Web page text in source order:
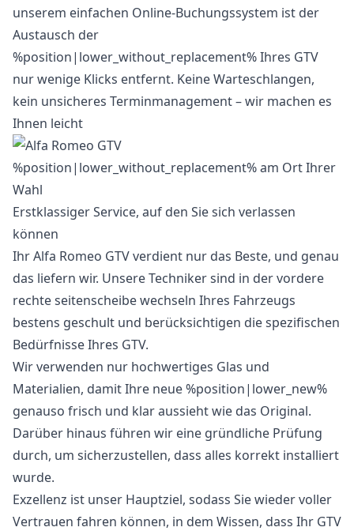
unserem einfachen Online-Buchungssystem ist der
Austausch der
%position|lower_without_replacement% Ihres GTV
nur wenige Klicks entfernt. Keine Warteschlangen,
kein unsicheres Terminmanagement – wir machen es
Ihnen leicht
Erstklassiger Service, auf den Sie sich verlassen
können
Ihr Alfa Romeo GTV verdient nur das Beste, und genau
das liefern wir. Unsere Techniker sind in der vordere
rechte seitenscheibe wechseln Ihres Fahrzeugs
bestens geschult und berücksichtigen die spezifischen
Bedürfnisse Ihres GTV.
Wir verwenden nur hochwertiges Glas und
Materialien, damit Ihre neue %position|lower_new%
genauso frisch und klar aussieht wie das Original.
Darüber hinaus führen wir eine gründliche Prüfung
durch, um sicherzustellen, dass alles korrekt installiert
wurde.
Exzellenz ist unser Hauptziel, sodass Sie wieder voller
Vertrauen fahren können, in dem Wissen, dass Ihr GTV